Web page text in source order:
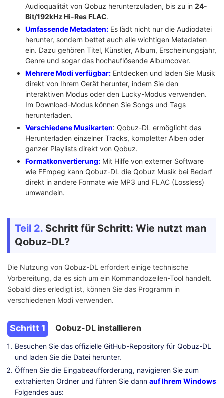
Audioqualität von Qobuz herunterzuladen, bis zu in 24-
Bit/192kHz Hi-Res FLAC.
Umfassende Metadaten: Es lädt nicht nur die Audiodatei
herunter, sondern bettet auch alle wichtigen Metadaten
ein. Dazu gehören Titel, Künstler, Album, Erscheinungsjahr,
Genre und sogar das hochauflösende Albumcover.
Mehrere Modi verfügbar: Entdecken und laden Sie Musik
direkt von Ihrem Gerät herunter, indem Sie den
interaktiven Modus oder den Lucky-Modus verwenden.
Im Download-Modus können Sie Songs und Tags
herunterladen.
Verschiedene Musikarten: Qobuz-DL ermöglicht das
Herunterladen einzelner Tracks, kompletter Alben oder
ganzer Playlists direkt von Qobuz.
Formatkonvertierung: Mit Hilfe von externer Software
wie FFmpeg kann Qobuz-DL die Qobuz Musik bei Bedarf
direkt in andere Formate wie MP3 und FLAC (Lossless)
umwandeln.
Teil 2. Schritt für Schritt: Wie nutzt man
Qobuz-DL?
Die Nutzung von Qobuz-DL erfordert einige technische
Vorbereitung, da es sich um ein Kommandozeilen-Tool handelt.
Sobald dies erledigt ist, können Sie das Programm in
verschiedenen Modi verwenden.
Schritt 1 Qobuz-DL installieren
Besuchen Sie das offizielle GitHub-Repository für Qobuz-DL
und laden Sie die Datei herunter.
Öffnen Sie die Eingabeaufforderung, navigieren Sie zum
extrahierten Ordner und führen Sie dann auf Ihrem Windows
Folgendes aus: